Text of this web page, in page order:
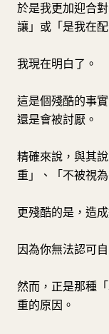
於是我更加迎合
讓」或「是我在
我現在明白了。
這是個殘酷的事
還是會被討厭。
精確來說，與其
重」、「不被視
更殘酷的是，造
因為你無法認可
然而，正是那種
重的原因。